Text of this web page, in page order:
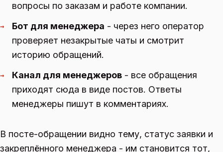
вопросы по заказам и работе компании.
→ Бот для менеджера - через него оператор
проверяет незакрытые чаты и смотрит
историю обращений.
→ Канал для менеджеров - все обращения
приходят сюда в виде постов. Ответы
менеджеры пишут в комментариях.
В посте-обращении видно тему, статус заявки и
закреплённого менеджера - им становится тот,